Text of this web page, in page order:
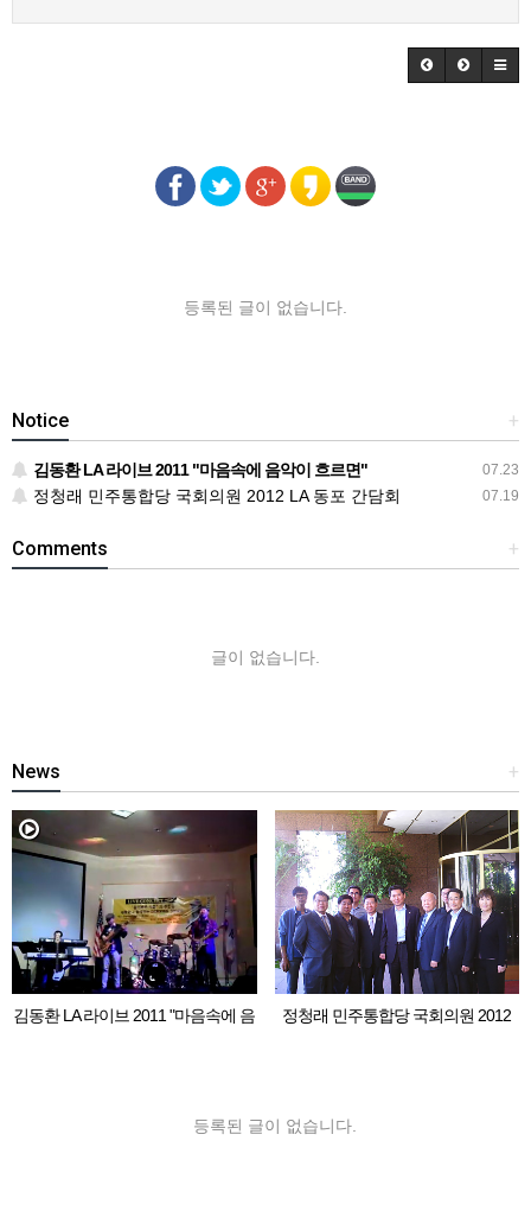
등록된 글이 없습니다.
+
Notice
07.23
김동환 LA 라이브 2011 "마음속에 음악이 흐르면"
07.19
정청래 민주통합당 국회의원 2012 LA 동포 간담회
+
Comments
글이 없습니다.
+
News
김동환 LA 라이브 2011 "마음속에 음
정청래 민주통합당 국회의원 2012
등록된 글이 없습니다.